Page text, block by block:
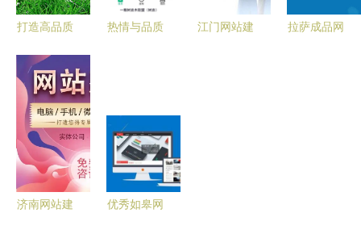
打造高品质
目 六大核
心服务解析
【用科技为
企业赋能
Step2】
热情与品质
心价值
江门网站建
拉萨成品网
济南网站建
优秀如皋网